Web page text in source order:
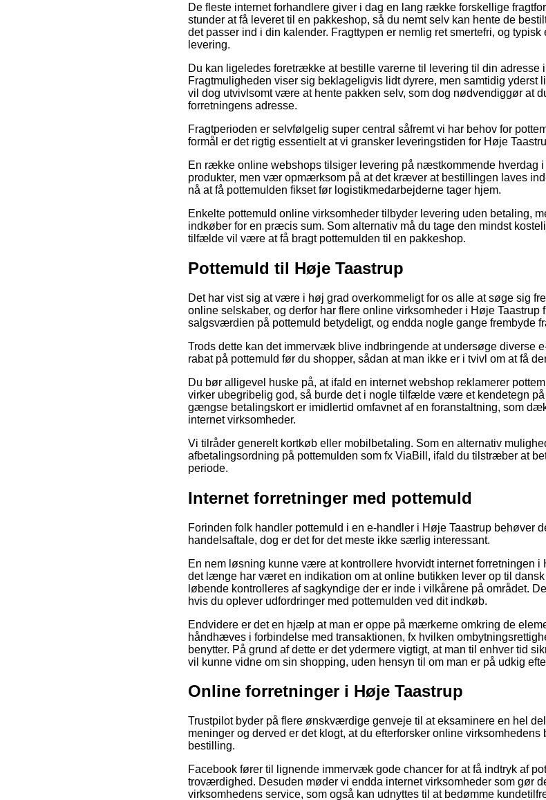
De fleste internet forhandlere giver i dag en lang række forskellige
stunder at få leveret til en pakkeshop, så du nemt selv kan hente de
det passer ind i din kalender. Fragttypen er nemlig ret smertefri, og
levering.
Du kan ligeledes foretrække at bestille varerne til levering til din adresse
Fragtmuligheden viser sig beklageligvis lidt dyrere, men samtidig
vil dog utvivlsomt være at hente pakken selv, som dog nødvendiggør at
forretningens adresse.
Fragtperioden er selvfølgelig super central såfremt vi har behov for
formål er det rigtig essentielt at vi gransker leveringstiden for Høje
En række online webshops tilsiger levering på næstkommende hverdag
produkter, men vær opmærksom på at det kræver at bestillingen laves
nå at få pottemulden fikset før logistikmedarbejderne tager hjem.
Enkelte pottemuld online virksomheder tilbyder levering uden betaling,
indkøber for en præcis sum. Som alternativ må du tage den mindst
tilfælde vil være at få bragt pottemulden til en pakkeshop.
Pottemuld til Høje Taastrup
Det har vist sig at være i høj grad overkommeligt for os alle at søge sig
online selskaber, og derfor har flere online virksomheder i Høje Taastrup
salgsværdien på pottemuld betydeligt, og endda nogle gange frembyde
Trods dette kan det immervæk blive indbringende at undersøge diverse
rabat på pottemuld før du shopper, sådan at man ikke er i tvivl om at få
Du bør alligevel huske på, at ifald en internet webshop reklamerer
virker ubegribelig god, så burde det i nogle tilfælde være et kendetegn
gængse betalingskort er imidlertid omfavnet af en foranstaltning, som
internet virksomheder.
Vi tilråder generelt kortkøb eller mobilbetaling. Som en alternativ
afbetalingsordning på pottemulden som fx ViaBill, ifald du tilstræber at
periode.
Internet forretninger med pottemuld
Forinden folk handler pottemuld i en e-handler i Høje Taastrup behøver
handelsaftale, dog er det for det meste ikke særlig interessant.
En nem løsning kunne være at kontrollere hvorvidt internet forretningen
det længe har været en indikation om at online butikken lever op til
løbende kontrolleres af sagkyndige der er inde i vilkårene på området.
hvis du oplever udfordringer med pottemulden ved dit indkøb.
Endvidere er det en hjælp at man er oppe på mærkerne omkring de
håndhæves i forbindelse med transaktionen, fx hvilken
benytter. På grund af dette er det ydermere vigtigt, at man til enhver tid
vil kunne vidne om sin shopping, uden hensyn til om man er på udkig
Online forretninger i Høje Taastrup
Trustpilot byder på flere ønskværdige genveje til at eksaminere en hel
meninger og derved er det klogt, at du efterforsker online
bestilling.
Facebook fører til lignende immervæk gode chancer for at få indtryk af
troværdighed. Desuden møder vi endda internet virksomheder som gør
virksomhedens service, som også kan udnyttes til at bedømme